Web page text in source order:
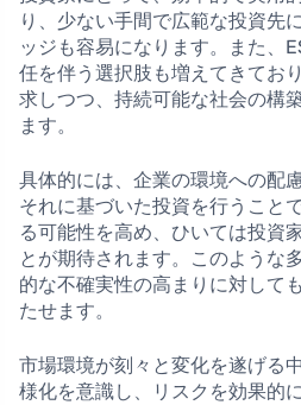
り、少ない手間で広範な投資先
ッジも容易になります。また、
任を伴う選択肢も増えてきてお
求しつつ、持続可能な社会の構
ます。
具体的には、企業の環境への配
それに基づいた投資を行うこと
る可能性を高め、ひいては投資
とが期待されます。このような
的な不確実性の高まりに対して
たせます。
市場環境が刻々と変化を遂げる
様化を意識し、リスクを効果的